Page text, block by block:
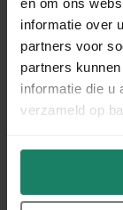
en om ons
informatie over
partners voor
partners
informatie die u
verzameld op